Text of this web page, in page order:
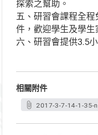
探索之幫助。
五、研習會課程全
件，歡迎學生及學生
六、研習會提供3.5
相關附件
2017-3-7-14-1-35-